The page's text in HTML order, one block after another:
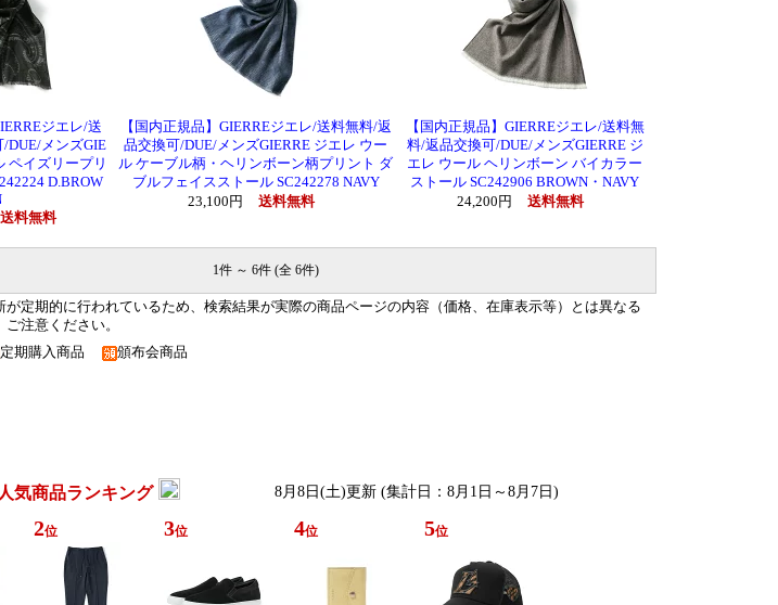
ジエレ/送
DUE/メンズGIE
ペイズリープリ
D.BROW
送料無料
【国内正規品】GIERREジエレ/送料無料/返
品交換可/DUE/メンズGIERRE ジエレ ウー
ル ケーブル柄・ヘリンボーン柄プリント ダ
ブルフェイスストール SC242278 NAVY
23,100円
送料無料
【国内正規品】GIERREジエレ/送料無
料/返品交換可/DUE/メンズGIERRE ジ
エレ ウール ヘリンボーン バイカラー
ストール SC242906 BROWN・NAVY
24,200円
送料無料
1件 ～ 6件 (全 6件)
定期的に行われているため、検索結果が実際の商品ページの内容（価格、在庫表示等）とは異なる
注意ください。
定期購入商品 頒布会商品
気商品ランキング 8月8日(土)更新 (集計日：8月1日～8月7日)
2位 3位 4位 5位